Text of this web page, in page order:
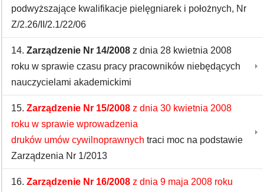
podwyższające kwalifikacje pielęgniarek i położnych, Nr
Z/2.26/II/2.1/22/06
14. Zarządzenie Nr 14/2008 z dnia 28 kwietnia 2008
roku w sprawie czasu pracy pracowników niebędących
nauczycielami akademickimi
15. Zarządzenie Nr 15/2008 z dnia 30 kwietnia 2008
roku w sprawie wprowadzenia
druków umów cywilnoprawnych traci moc na podstawie
Zarządzenia Nr 1/2013
16. Zarządzenie Nr 16/2008 z dnia 9 maja 2008 roku